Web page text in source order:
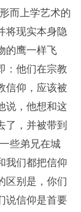
而上学艺术的
将现实本身隐
的鹰一样飞
：他们在宗教
信仰，应该被
说，他想和这
了，并被带到
些弟兄在城
我们都把信仰
区别是，你们
说信仰是首要